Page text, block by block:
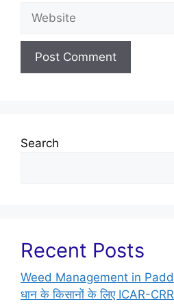
Search
Recent Posts
Weed Management in
धान के किसानों के लिए ICAR-